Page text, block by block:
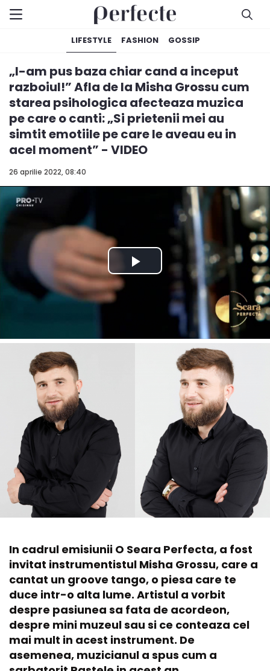
LIFESTYLE FASHION GOSSIP
26 aprilie 2022, 08:40
„I-am pus baza chiar cand a inceput
razboiul!” Afla de la Misha Grossu cum
starea psihologica afecteaza muzica
pe care o canti: „Si prietenii mei au
simtit emotiile pe care le aveau eu in
acel moment” - VIDEO
In cadrul emisiunii O Seara Perfecta, a fost
invitat instrumentistul Misha Grossu, care a
cantat un groove tango, o piesa care te
duce intr-o alta lume. Artistul a vorbit
despre pasiunea sa fata de acordeon,
despre mini muzeul sau si ce conteaza cel
mai mult in acest instrument. De
asemenea, muzicianul a spus cum a